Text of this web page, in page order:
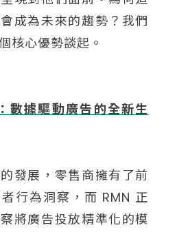
成為未來的趨勢？我們
核心優勢談起。
數據驅動廣告的全新生
發展，零售商擁有了前
行為洞察，而 RMN 正
將廣告投放精準化的模